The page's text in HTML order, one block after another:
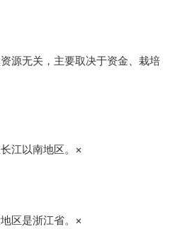
源无关，主要取决于资金、栽培
江以南地区。×
区是浙江省。×